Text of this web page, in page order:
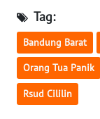
Tag:
Bandung Barat
Orang Tua Panik
Rsud Cililin
WN
SULBAR
WN
BABEL